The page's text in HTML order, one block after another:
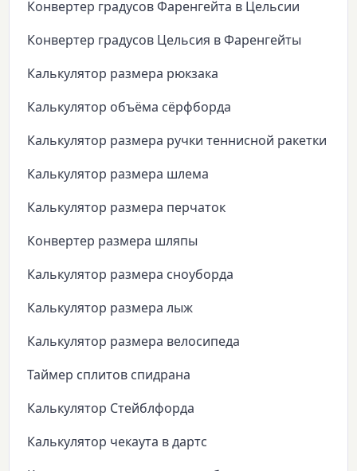
Конвертер градусов Фаренгейта в Цельсии
Конвертер градусов Цельсия в Фаренгейты
Калькулятор размера рюкзака
Калькулятор объёма сёрфборда
Калькулятор размера ручки теннисной ракетки
Калькулятор размера шлема
Калькулятор размера перчаток
Конвертер размера шляпы
Калькулятор размера сноуборда
Калькулятор размера лыж
Калькулятор размера велосипеда
Таймер сплитов спидрана
Калькулятор Стейблфорда
Калькулятор чекаута в дартс